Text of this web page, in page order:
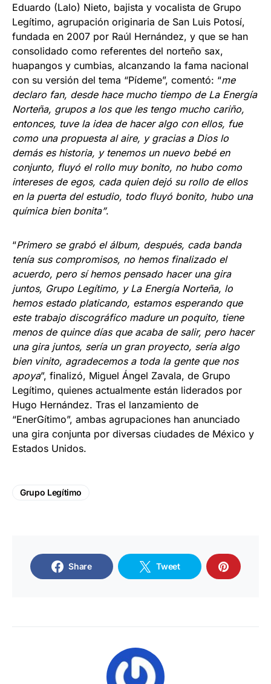
Eduardo (Lalo) Nieto, bajista y vocalista de Grupo
Legítimo, agrupación originaria de San Luis Potosí,
fundada en 2007 por Raúl Hernández, y que se han
consolidado como referentes del norteño sax,
huapangos y cumbias, alcanzando la fama nacional
con su versión del tema “Pídeme”, comentó: “me
declaro fan, desde hace mucho tiempo de La Energía
Norteña, grupos a los que les tengo mucho cariño,
entonces, tuve la idea de hacer algo con ellos, fue
como una propuesta al aire, y gracias a Dios lo
demás es historia, y tenemos un nuevo bebé en
conjunto, fluyó el rollo muy bonito, no hubo como
intereses de egos, cada quien dejó su rollo de ellos
en la puerta del estudio, todo fluyó bonito, hubo una
química bien bonita”.
“Primero se grabó el álbum, después, cada banda
tenía sus compromisos, no hemos finalizado el
acuerdo, pero sí hemos pensado hacer una gira
juntos, Grupo Legítimo, y La Energía Norteña, lo
hemos estado platicando, estamos esperando que
este trabajo discográfico madure un poquito, tiene
menos de quince días que acaba de salir, pero hacer
una gira juntos, sería un gran proyecto, sería algo
bien vinito, agradecemos a toda la gente que nos
apoya”, finalizó, Miguel Ángel Zavala, de Grupo
Legítimo, quienes actualmente están liderados por
Hugo Hernández. Tras el lanzamiento de
“EnerGítimo”, ambas agrupaciones han anunciado
una gira conjunta por diversas ciudades de México y
Estados Unidos.
Grupo Legítimo
Share Tweet